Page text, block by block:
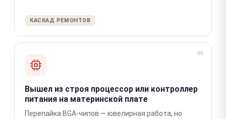
КАСКАД РЕМОНТОВ
05
Вышел из строя процессор или контроллер
питания на материнской плате
Перепайка BGA-чипов — ювелирная работа, но